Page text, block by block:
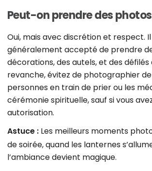
Peut-on prendre des
Oui, mais avec discrétion et respect.
généralement accepté de prendre
décorations, des autels, et des défilés
revanche, évitez de photographier
personnes en train de prier ou les
cérémonie spirituelle, sauf si vous
autorisation.
Astuce : Les meilleurs moments
de soirée, quand les lanternes
l’ambiance devient magique.